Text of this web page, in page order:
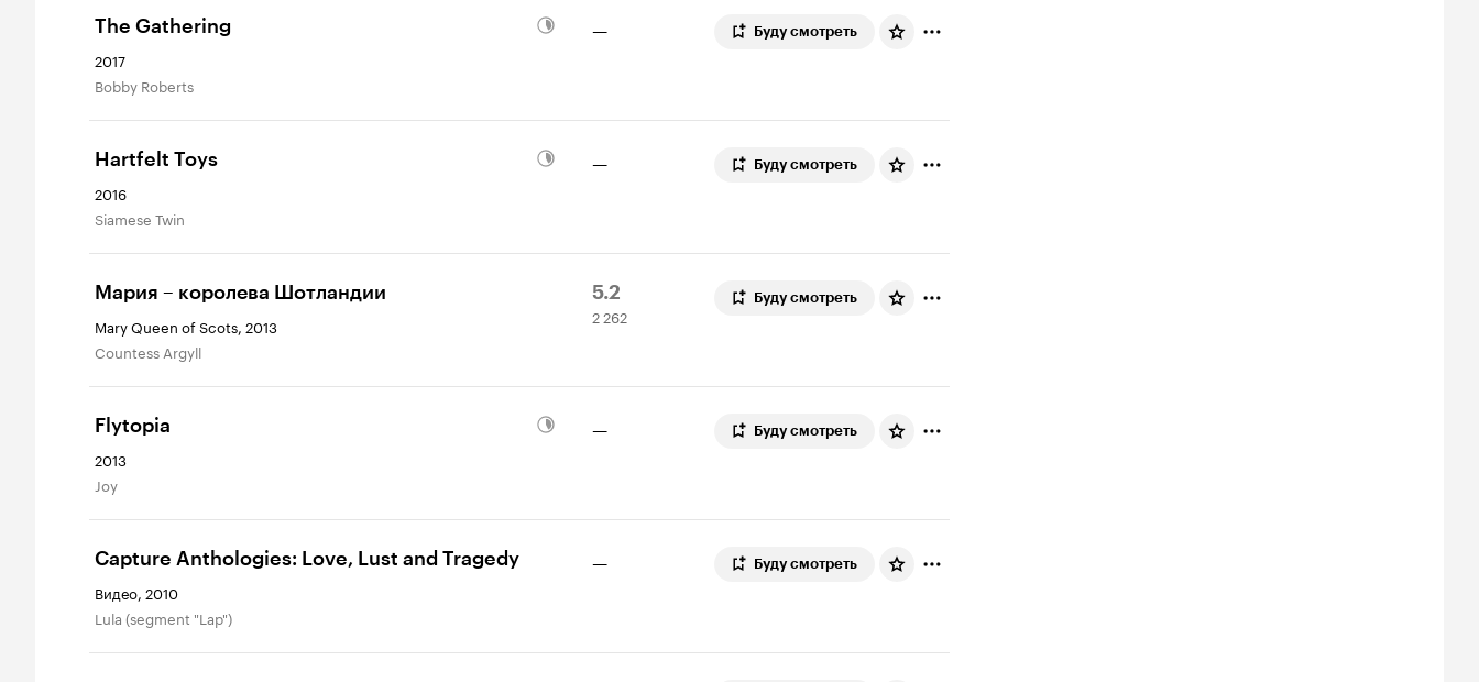
The Gathering
2017
Bobby Roberts
— Буду смотреть
Hartfelt Toys
2016
Siamese Twin
— Буду смотреть
Мария – королева Шотландии
Mary Queen of Scots, 2013
Countess Argyll
Рейтинг
Кинопоиска
5.2
2
262
2 262
Буду смотреть
Flytopia
2013
Joy
— Буду смотреть
Capture Anthologies: Love, Lust and Tragedy
Видео, 2010
Lula (segment "Lap")
— Буду смотреть